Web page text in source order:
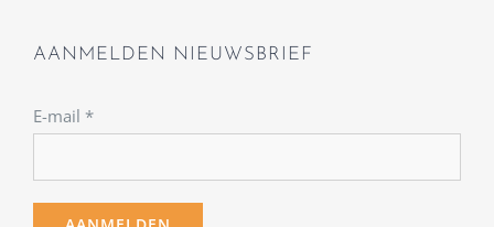
AANMELDEN NIEUWSBRIEF
E-mail *